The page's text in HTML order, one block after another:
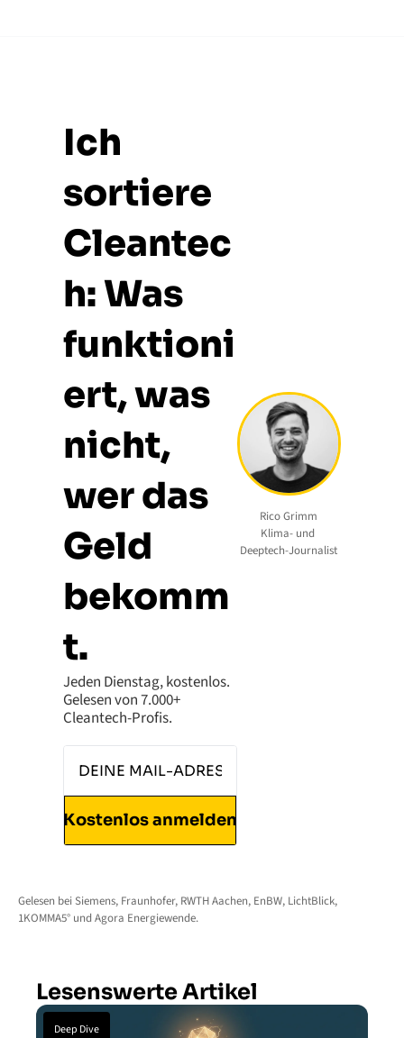
Ich
sortiere
Cleantec
h: Was
funktioni
ert, was
nicht,
wer das
Geld
bekomm
t.
Jeden Dienstag, kostenlos.
Gelesen von 7.000+
Cleantech-Profis.
Kostenlos anmelden
Rico Grimm
Klima- und
Deeptech-Journalist
Gelesen bei Siemens, Fraunhofer, RWTH Aachen, EnBW, LichtBlick,
1KOMMA5° und Agora Energiewende.
Lesenswerte Artikel
Deep Dive